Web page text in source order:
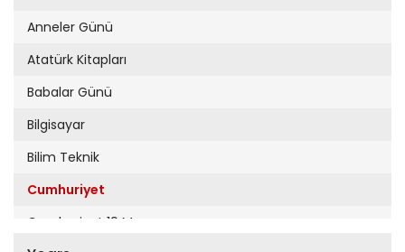
Anneler Günü
Atatürk Kitapları
Babalar Günü
Bilgisayar
Bilim Teknik
Cumhuriyet
Cumhuriyet 19 Mayıs